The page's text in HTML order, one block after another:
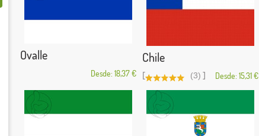
Ovalle
Desde: 18,37 €
Chile
[ (3) ] Desde: 15,31 €